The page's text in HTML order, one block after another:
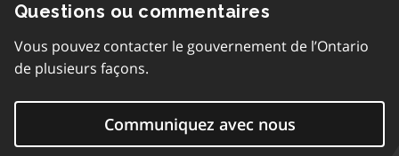
Questions ou commentaires
Vous pouvez contacter le gouvernement de l’Ontario
de plusieurs façons.
Communiquez avec nous